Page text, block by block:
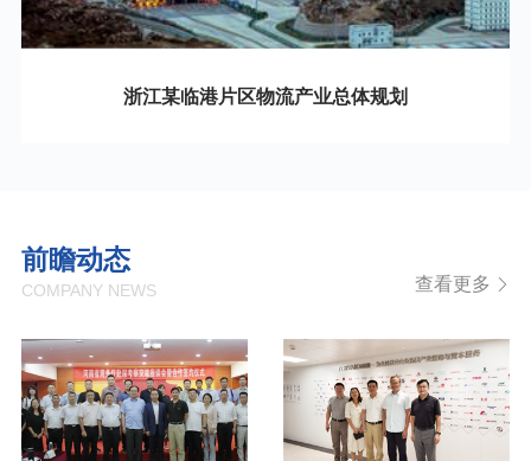
浙江某临港片区物流产业总体规划
前瞻动态
COMPANY NEWS 查看更多